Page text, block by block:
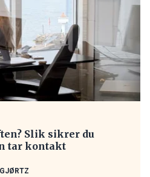
Slik sikrer du
tar kontakt